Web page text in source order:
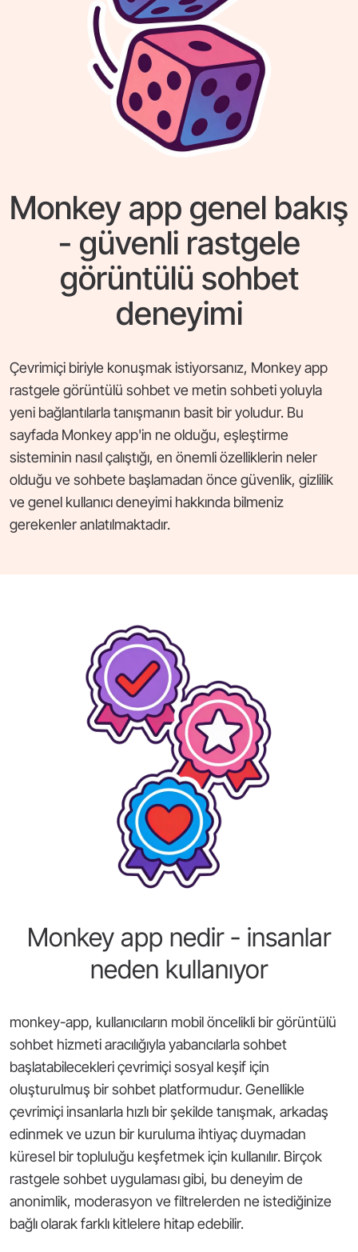
Monkey app genel bakış
- güvenli rastgele
görüntülü sohbet
deneyimi
Çevrimiçi biriyle konuşmak istiyorsanız, Monkey app
rastgele görüntülü sohbet ve metin sohbeti yoluyla
yeni bağlantılarla tanışmanın basit bir yoludur. Bu
sayfada Monkey app'in ne olduğu, eşleştirme
sisteminin nasıl çalıştığı, en önemli özelliklerin neler
olduğu ve sohbete başlamadan önce güvenlik, gizlilik
ve genel kullanıcı deneyimi hakkında bilmeniz
gerekenler anlatılmaktadır.
Monkey app nedir - insanlar
neden kullanıyor
monkey-app, kullanıcıların mobil öncelikli bir görüntülü
sohbet hizmeti aracılığıyla yabancılarla sohbet
başlatabilecekleri çevrimiçi sosyal keşif için
oluşturulmuş bir sohbet platformudur. Genellikle
çevrimiçi insanlarla hızlı bir şekilde tanışmak, arkadaş
edinmek ve uzun bir kuruluma ihtiyaç duymadan
küresel bir topluluğu keşfetmek için kullanılır. Birçok
rastgele sohbet uygulaması gibi, bu deneyim de
anonimlik, moderasyon ve filtrelerden ne istediğinize
bağlı olarak farklı kitlelere hitap edebilir.